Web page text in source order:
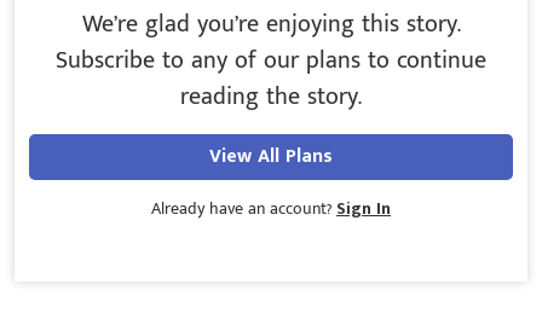
We’re glad you’re enjoying this story.
Subscribe to any of our plans to continue
reading the story.
View All Plans
Already have an account? Sign In